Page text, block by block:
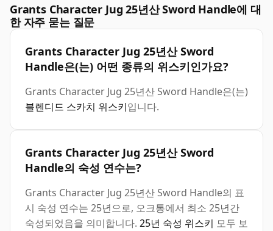
Grants Character Jug 25년산 Sword Handle에 대
한 자주 묻는 질문
Grants Character Jug 25년산 Sword
Handle은(는) 어떤 종류의 위스키인가요?
Grants Character Jug 25년산 Sword Handle은(는)
블렌디드 스카치 위스키입니다.
Grants Character Jug 25년산 Sword
Handle의 숙성 연수는?
Grants Character Jug 25년산 Sword Handle의 표
시 숙성 연수는 25년으로, 오크통에서 최소 25년간
숙성되었음을 의미합니다. 25년 숙성 위스키 모두 보